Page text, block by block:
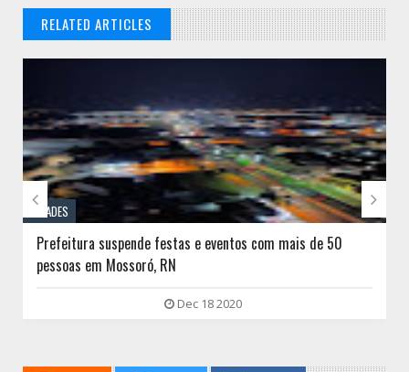
RELATED ARTICLES
// THATS WHAT YOU MIGHT BE LOOKING FOR
CIDADES
Prefeitura suspende festas e eventos com mais de 50
pessoas em Mossoró, RN
Dec 18 2020
 